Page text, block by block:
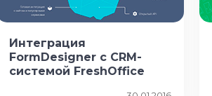
Интеграция
FormDesigner с CRM-
системой FreshOffice